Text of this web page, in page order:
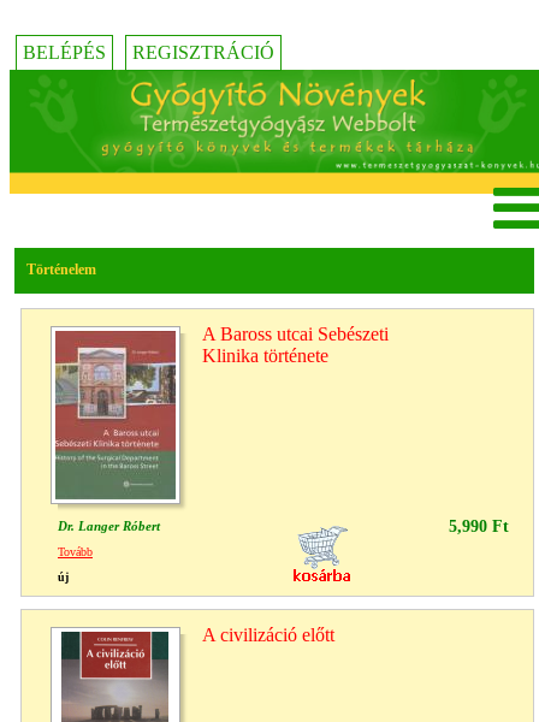
BELÉPÉS REGISZTRÁCIÓ
Történelem
A Baross utcai Sebészeti
Klinika története
Dr. Langer Róbert 5,990 Ft
Tovább
új
A civilizáció előtt